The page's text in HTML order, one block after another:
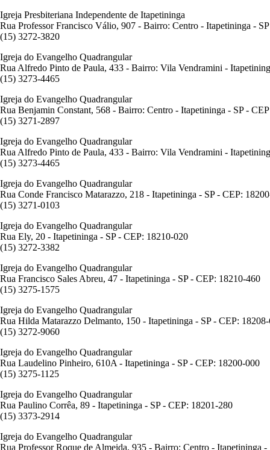
Igreja Presbiteriana Independente de Itapetininga
Rua Professor Francisco Válio, 907 - Bairro: Centro - Itapetininga -
(15) 3272-3820
Igreja do Evangelho Quadrangular
Rua Alfredo Pinto de Paula, 433 - Bairro: Vila Vendramini -
(15) 3273-4465
Igreja do Evangelho Quadrangular
Rua Benjamin Constant, 568 - Bairro: Centro - Itapetininga - SP -
(15) 3271-2897
Igreja do Evangelho Quadrangular
Rua Alfredo Pinto de Paula, 433 - Bairro: Vila Vendramini -
(15) 3273-4465
Igreja do Evangelho Quadrangular
Rua Conde Francisco Matarazzo, 218 - Itapetininga - SP - CEP:
(15) 3271-0103
Igreja do Evangelho Quadrangular
Rua Ely, 20 - Itapetininga - SP - CEP: 18210-020
(15) 3272-3382
Igreja do Evangelho Quadrangular
Rua Francisco Sales Abreu, 47 - Itapetininga - SP - CEP: 18210-460
(15) 3275-1575
Igreja do Evangelho Quadrangular
Rua Hilda Matarazzo Delmanto, 150 - Itapetininga - SP - CEP:
(15) 3272-9060
Igreja do Evangelho Quadrangular
Rua Laudelino Pinheiro, 610A - Itapetininga - SP - CEP: 18200-000
(15) 3275-1125
Igreja do Evangelho Quadrangular
Rua Paulino Corrêa, 89 - Itapetininga - SP - CEP: 18201-280
(15) 3373-2914
Igreja do Evangelho Quadrangular
Rua Professor Roque de Almeida, 935 - Bairro: Centro - Itapetininga